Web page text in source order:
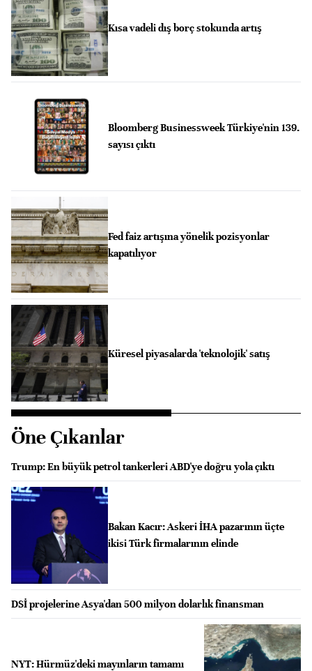
Kısa vadeli dış borç stokunda artış
Bloomberg Businessweek Türkiye'nin 139.
sayısı çıktı
Fed faiz artışına yönelik pozisyonlar
kapatılıyor
Küresel piyasalarda 'teknolojik' satış
Öne Çıkanlar
Trump: En büyük petrol tankerleri ABD'ye doğru yola çıktı
Bakan Kacır: Askeri İHA pazarının üçte
ikisi Türk firmalarının elinde
DSİ projelerine Asya'dan 500 milyon dolarlık finansman
NYT: Hürmüz'deki mayınların tamamı